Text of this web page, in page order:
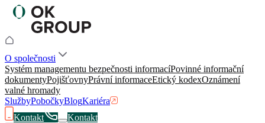
O společnosti
Systém managementu bezpečnosti informacíPovinné informační
dokumentyPojišťovnyPrávní informaceEtický kodexOznámení
valné hromady
SlužbyPobočkyBlogKariéra
Kontakt
Kontakt